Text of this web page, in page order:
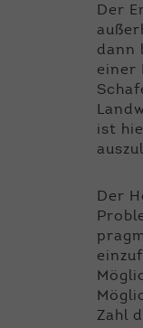
Der
dann
einer
ist
Der
Zahl